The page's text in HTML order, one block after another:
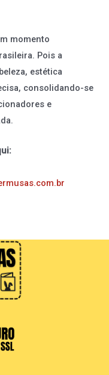
momento
Pois a
estética
consolidando-se
e